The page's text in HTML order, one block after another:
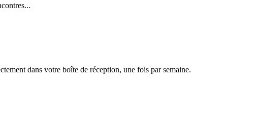
dans votre boîte de réception, une fois par semaine.